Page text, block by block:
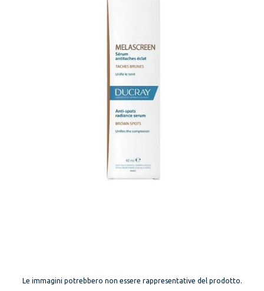
Le immagini potrebbero non essere rappresentative del prodotto.